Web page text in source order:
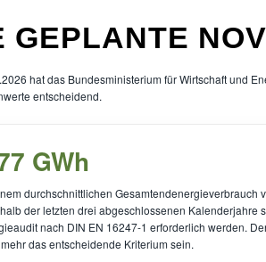
GEPLANTE
hat das Bundesministerium für Wirtschaft und
entscheidend.
GWh
durchschnittlichen Gesamtendenergieverbrauch
der letzten drei abgeschlossenen Kalenderjahre
nach DIN EN 16247-1 erforderlich werden.
das entscheidende Kriterium sein.